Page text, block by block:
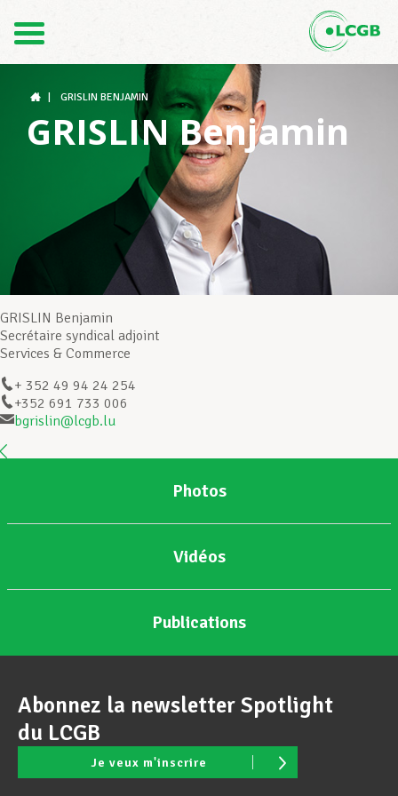
FR
DE
Structures syndicales
Assistance au Travail
Actualités
GRISLIN BENJAMIN
GRISLIN Benjamin
GRISLIN Benjamin
Secrétaire syndical adjoint
Services & Commerce
+ 352 49 94 24 254
+352 691 733 006
bgrislin@lcgb.lu
Photos
Vidéos
Publications
Abonnez la newsletter Spotlight
du LCGB
Je veux m'inscrire